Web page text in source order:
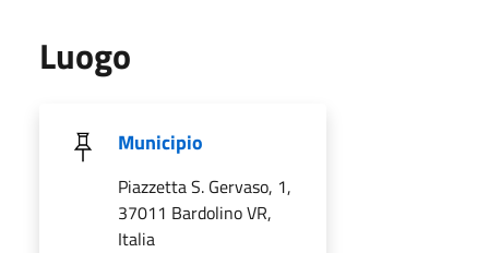
Luogo
Municipio
Piazzetta S. Gervaso, 1,
37011 Bardolino VR,
Italia